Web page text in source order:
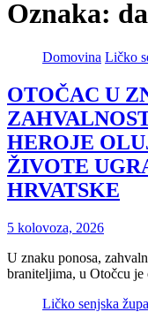
Oznaka:
Domovina Ličko
OTOČAC U
HEROJE
ŽIVOTE
HRVATSKE
5 kolovoza, 2026
U znaku ponosa,
braniteljima, u Otočcu
Ličko senjska